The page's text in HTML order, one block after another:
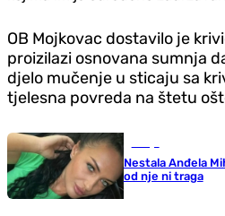
OB Mojkovac dostavilo je
proizilazi osnovana sumnja
djelo mučenje u sticaju sa
tjelesna povreda na štetu
Nestala Anđela
od nje ni traga